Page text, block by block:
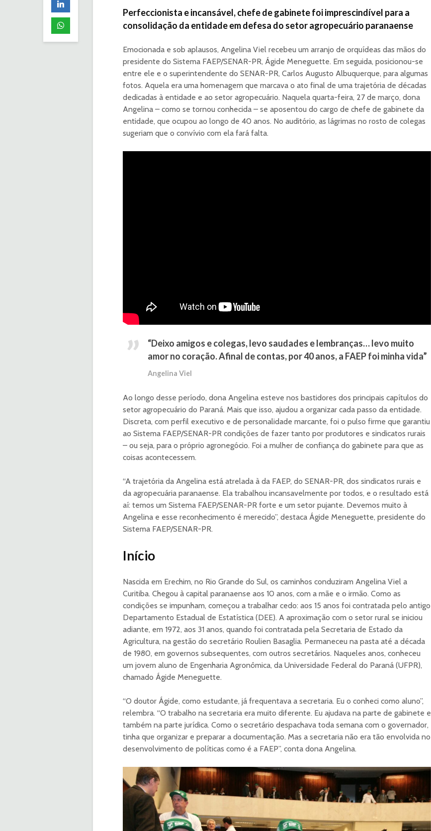
Perfeccionista e incansável, chefe de gabinete foi imprescindível para a
consolidação da entidade em defesa do setor agropecuário paranaense
Emocionada e sob aplausos, Angelina Viel recebeu um arranjo de orquídeas das mãos do
presidente do Sistema FAEP/SENAR-PR, Ágide Meneguette. Em seguida, posicionou-se
entre ele e o superintendente do SENAR-PR, Carlos Augusto Albuquerque, para algumas
fotos. Aquela era uma homenagem que marcava o ato final de uma trajetória de décadas
dedicadas à entidade e ao setor agropecuário. Naquela quarta-feira, 27 de março, dona
Angelina – como se tornou conhecida – se aposentou do cargo de chefe de gabinete da
entidade, que ocupou ao longo de 40 anos. No auditório, as lágrimas no rosto de colegas
sugeriam que o convívio com ela fará falta.
“Deixo amigos e colegas, levo saudades e lembranças… levo muito
amor no coração. Afinal de contas, por 40 anos, a FAEP foi minha vida”
Angelina Viel
Ao longo desse período, dona Angelina esteve nos bastidores dos principais capítulos do
setor agropecuário do Paraná. Mais que isso, ajudou a organizar cada passo da entidade.
Discreta, com perfil executivo e de personalidade marcante, foi o pulso firme que garantiu
ao Sistema FAEP/SENAR-PR condições de fazer tanto por produtores e sindicatos rurais
– ou seja, para o próprio agronegócio. Foi a mulher de confiança do gabinete para que as
coisas acontecessem.
“A trajetória da Angelina está atrelada à da FAEP, do SENAR-PR, dos sindicatos rurais e
da agropecuária paranaense. Ela trabalhou incansavelmente por todos, e o resultado está
aí: temos um Sistema FAEP/SENAR-PR forte e um setor pujante. Devemos muito à
Angelina e esse reconhecimento é merecido”, destaca Ágide Meneguette, presidente do
Sistema FAEP/SENAR-PR.
Início
Nascida em Erechim, no Rio Grande do Sul, os caminhos conduziram Angelina Viel a
Curitiba. Chegou à capital paranaense aos 10 anos, com a mãe e o irmão. Como as
condições se impunham, começou a trabalhar cedo: aos 15 anos foi contratada pelo antigo
Departamento Estadual de Estatística (DEE). A aproximação com o setor rural se iniciou
adiante, em 1972, aos 31 anos, quando foi contratada pela Secretaria de Estado da
Agricultura, na gestão do secretário Roulien Basaglia. Permaneceu na pasta até a década
de 1980, em governos subsequentes, com outros secretários. Naqueles anos, conheceu
um jovem aluno de Engenharia Agronômica, da Universidade Federal do Paraná (UFPR),
chamado Ágide Meneguette.
“O doutor Ágide, como estudante, já frequentava a secretaria. Eu o conheci como aluno”,
relembra. “O trabalho na secretaria era muito diferente. Eu ajudava na parte de gabinete e
também na parte jurídica. Como o secretário despachava toda semana com o governador,
tinha que organizar e preparar a documentação. Mas a secretaria não era tão envolvida no
desenvolvimento de políticas como é a FAEP”, conta dona Angelina.